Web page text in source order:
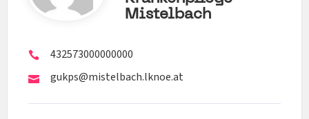
Mistelbach
432573000000000
gukps@mistelbach.lknoe.at